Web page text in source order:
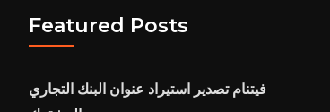
Featured Posts
فيتنام تصدير استيراد عنوان البنك التجاري